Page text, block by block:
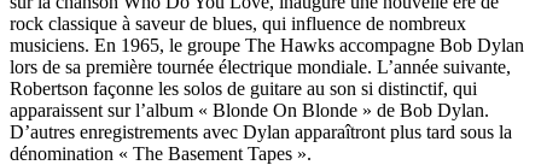
rock classique à saveur de blues, qui influence de nombreux
musiciens. En 1965, le groupe The Hawks accompagne Bob Dylan
lors de sa première tournée électrique mondiale. L’année suivante,
Robertson façonne les solos de guitare au son si distinctif, qui
apparaissent sur l’album « Blonde On Blonde » de Bob Dylan.
D’autres enregistrements avec Dylan apparaîtront plus tard sous la
dénomination « The Basement Tapes ».